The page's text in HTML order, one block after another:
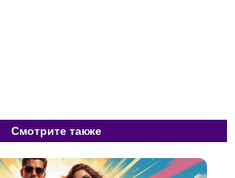
Смотрите также